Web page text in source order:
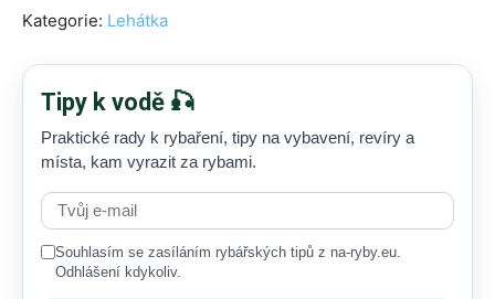
Kategorie: Lehátka
Tipy k vodě 🎣
Praktické rady k rybaření, tipy na vybavení, revíry a
místa, kam vyrazit za rybami.
Souhlasím se zasíláním rybářských tipů z na-ryby.eu.
Odhlášení kdykoliv.